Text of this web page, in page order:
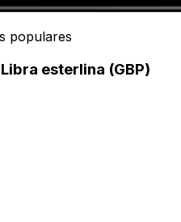
populares
esterlina (GBP)